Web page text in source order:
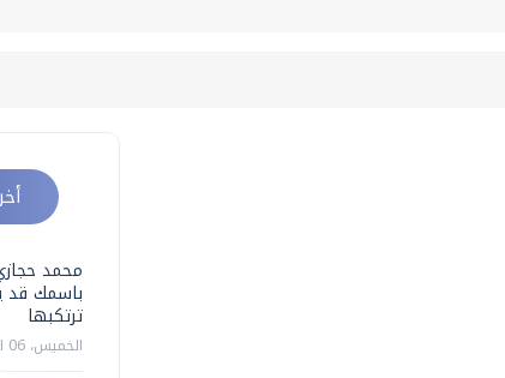
محمد
باسمك قد
ترتكبها
الخميس، 06 اغسطس 2026 09:01 ص